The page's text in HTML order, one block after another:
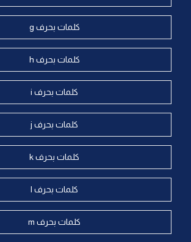
كلمات بحرف g
كلمات بحرف h
كلمات بحرف i
كلمات بحرف j
كلمات بحرف k
كلمات بحرف l
كلمات بحرف m